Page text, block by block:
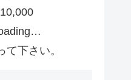
て下さい。